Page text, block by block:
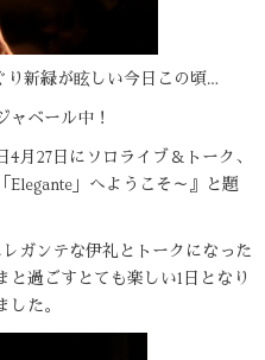
新緑が眩しい今日この頃…
ャベール中！
月27日にソロライブ＆トーク、
Elegante」へようこそ～』と題
ガンテな伊礼とトークになった
と過ごすとても楽しい1日となり
た。